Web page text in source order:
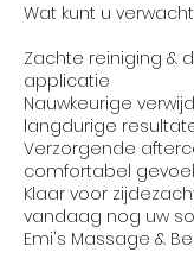
Wat kunt u
Zachte reiniging &
applicatie
Nauwkeurige
langdurige
Verzorgende
comfortabel gevoel
Klaar voor
vandaag nog uw
Emi's Massage &